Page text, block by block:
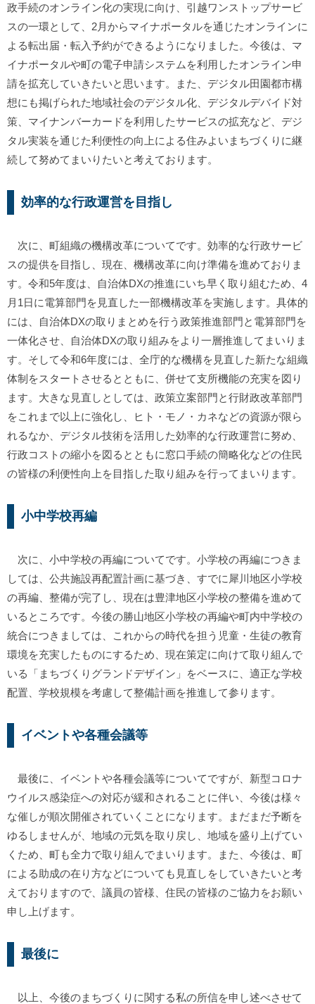
政手続のオンライン化の実現に向け、引越ワンストップサービ
スの一環として、2月からマイナポータルを通じたオンラインに
よる転出届・転入予約ができるようになりました。今後は、マ
イナポータルや町の電子申請システムを利用したオンライン申
請を拡充していきたいと思います。また、デジタル田園都市構
想にも掲げられた地域社会のデジタル化、デジタルデバイド対
策、マイナンバーカードを利用したサービスの拡充など、デジ
タル実装を通じた利便性の向上による住みよいまちづくりに継
続して努めてまいりたいと考えております。
効率的な行政運営を目指し
次に、町組織の機構改革についてです。効率的な行政サービ
スの提供を目指し、現在、機構改革に向け準備を進めておりま
す。令和5年度は、自治体DXの推進にいち早く取り組むため、4
月1日に電算部門を見直した一部機構改革を実施します。具体的
には、自治体DXの取りまとめを行う政策推進部門と電算部門を
一体化させ、自治体DXの取り組みをより一層推進してまいりま
す。そして令和6年度には、全庁的な機構を見直した新たな組織
体制をスタートさせるとともに、併せて支所機能の充実を図り
ます。大きな見直しとしては、政策立案部門と行財政改革部門
をこれまで以上に強化し、ヒト・モノ・カネなどの資源が限ら
れるなか、デジタル技術を活用した効率的な行政運営に努め、
行政コストの縮小を図るとともに窓口手続の簡略化などの住民
の皆様の利便性向上を目指した取り組みを行ってまいります。
小中学校再編
次に、小中学校の再編についてです。小学校の再編につきま
しては、公共施設再配置計画に基づき、すでに犀川地区小学校
の再編、整備が完了し、現在は豊津地区小学校の整備を進めて
いるところです。今後の勝山地区小学校の再編や町内中学校の
統合につきましては、これからの時代を担う児童・生徒の教育
環境を充実したものにするため、現在策定に向けて取り組んで
いる「まちづくりグランドデザイン」をベースに、適正な学校
配置、学校規模を考慮して整備計画を推進して参ります。
イベントや各種会議等
最後に、イベントや各種会議等についてですが、新型コロナ
ウイルス感染症への対応が緩和されることに伴い、今後は様々
な催しが順次開催されていくことになります。まだまだ予断を
ゆるしませんが、地域の元気を取り戻し、地域を盛り上げてい
くため、町も全力で取り組んでまいります。また、今後は、町
による助成の在り方などについても見直しをしていきたいと考
えておりますので、議員の皆様、住民の皆様のご協力をお願い
申し上げます。
最後に
以上、今後のまちづくりに関する私の所信を申し述べさせて